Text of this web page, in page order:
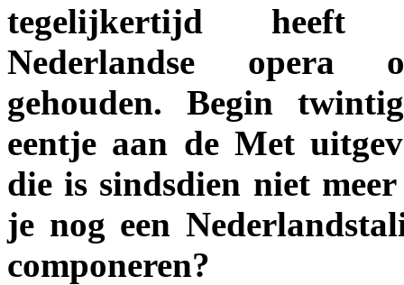
tegelijkertijd heeft
Nederlandse opera
gehouden. Begin
eentje aan de Met
die is sindsdien niet
je nog een
componeren?